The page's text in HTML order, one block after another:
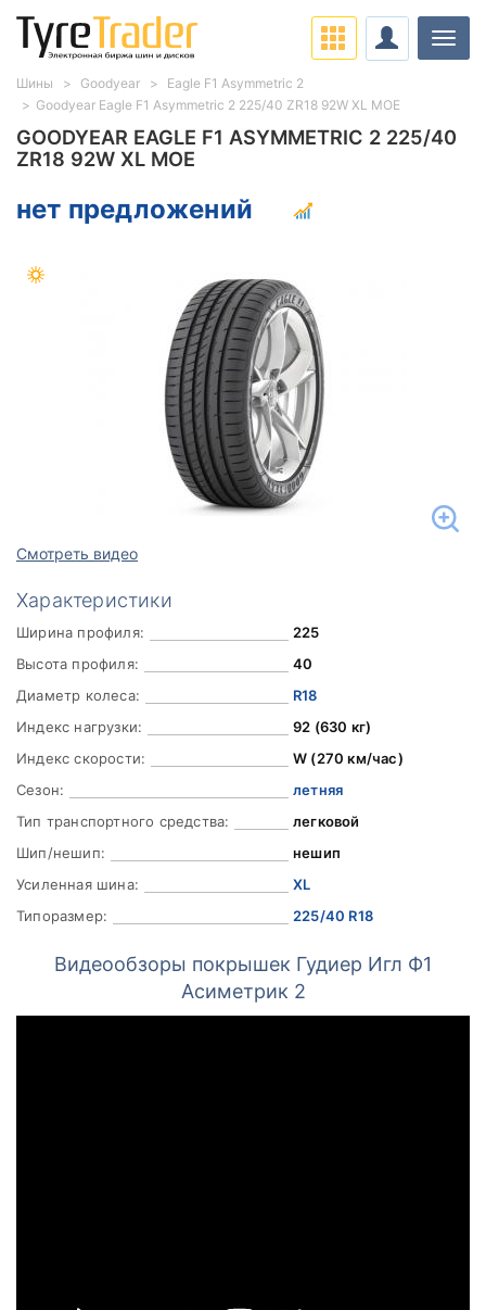
GOODYEAR EAGLE F1 ASYMMETRIC 2 225/40
ZR18 92W XL MOE
нет предложений
Смотреть видео
Характеристики
Ширина профиля:
225
Высота профиля:
40
Диаметр колеса:
R18
Индекс нагрузки:
92 (630 кг)
Индекс скорости:
W (270 км/час)
Сезон:
летняя
Тип транспортного средства:
легковой
Шип/нешип:
нешип
Усиленная шина:
XL
Типоразмер:
225/40 R18
Видеообзоры покрышек Гудиер Игл Ф1
Асиметрик 2
Шины Goodyear
Eagle F1 Asymmetric 2
Goodyear Eagle F1 Asymmetric 2 225/40 ZR18 92W XL MOE